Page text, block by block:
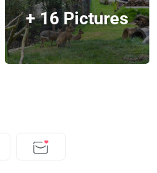
+ 16 Pictures